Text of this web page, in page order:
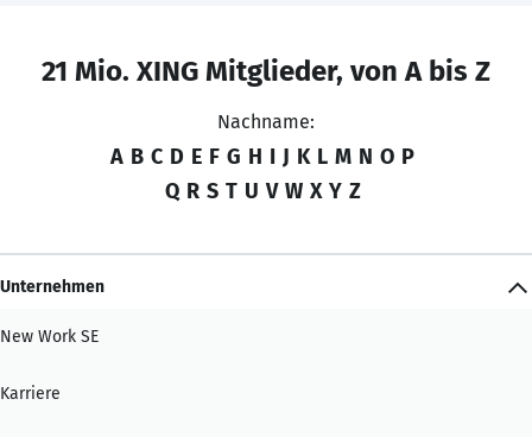
21 Mio. XING Mitglieder, von A bis Z
Nachname:
A B C D E F G H I J K L M N O P
Q R S T U V W X Y Z
Unternehmen
New Work SE
Karriere